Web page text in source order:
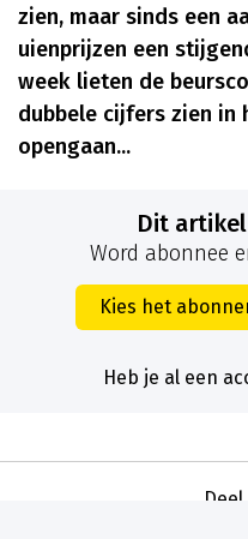
zien, maar sinds een
uienprijzen een
week lieten de
dubbele cijfers zien in
opengaan...
Dit
Word abonnee
Kies het
Heb je al een